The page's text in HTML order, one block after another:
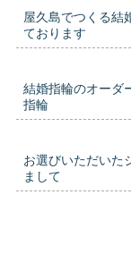
屋久島でつくる結
ております
結婚指輪のオーダ
指輪
お選びいただいた
まして